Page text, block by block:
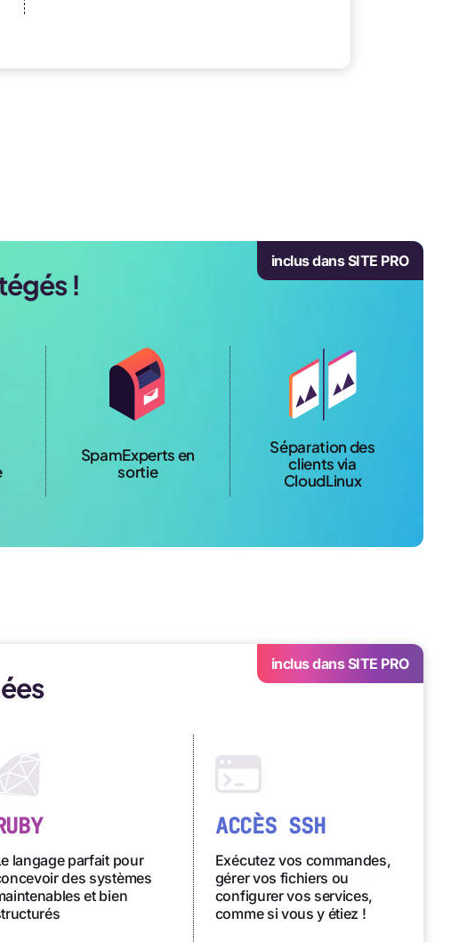
inclus dans SITE PRO
!
SpamExperts en
sortie
Séparation des
clients via
CloudLinux
inclus dans SITE PRO
langage parfait pour
des systèmes
et bien
ACCÈS SSH
Exécutez vos commandes,
gérer vos fichiers ou
configurer vos services,
comme si vous y étiez !